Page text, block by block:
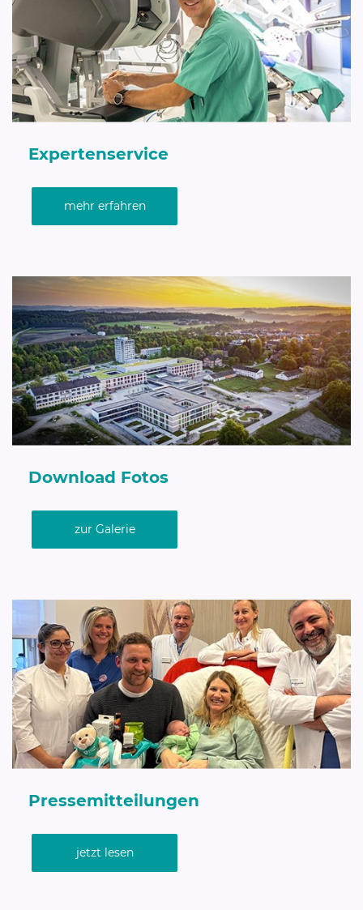
Expertenservice
mehr erfahren
Download Fotos
zur Galerie
Pressemitteilungen
jetzt lesen